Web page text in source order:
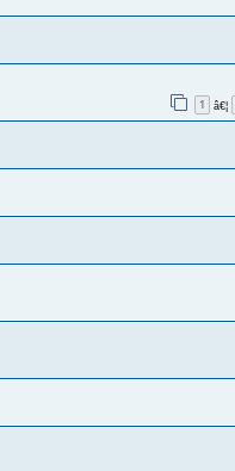
1 â€¦